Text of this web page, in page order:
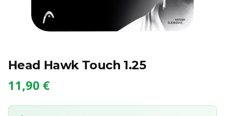
Head Hawk Touch 1.25
11,90 €